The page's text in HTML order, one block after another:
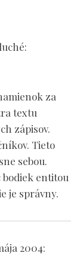
za
textu
zápisov.
Tieto
sebou.
entitou
je správny.
2004: